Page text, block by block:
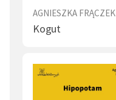
AGNIESZKA FRĄCZEK
Kogut